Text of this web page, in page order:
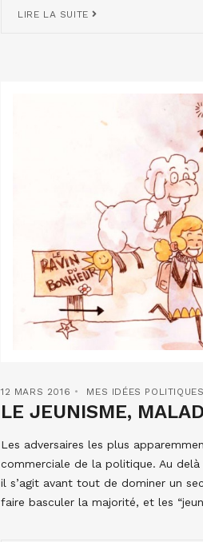
LIRE LA SUITE
12 MARS 2016 MES IDÉES POLITIQUES
LE JEUNISME,
Les adversaires les plus
commerciale de la politique. Au
il s’agit avant tout de dominer un
faire basculer la majorité, et les